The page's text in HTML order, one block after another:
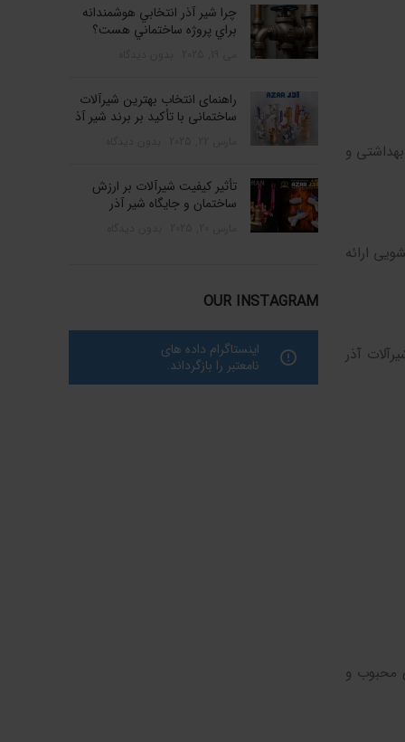
و
ارائه
آذر
محبوب و
چرا شير آذر انتخابي هوشمندانه
براي پروژه ساختماني هست؟
راهنمای انتخاب بهترین شیرآلات
ساختمانی با تأکید بر برند شیر آذ
تأثیر کیفیت شیرآلات بر ارزش
ساختمان و جایگاه شیر آذر
OUR INSTAGRAM
اینستاگرام داده های
نامعتبر را بازگرداند.